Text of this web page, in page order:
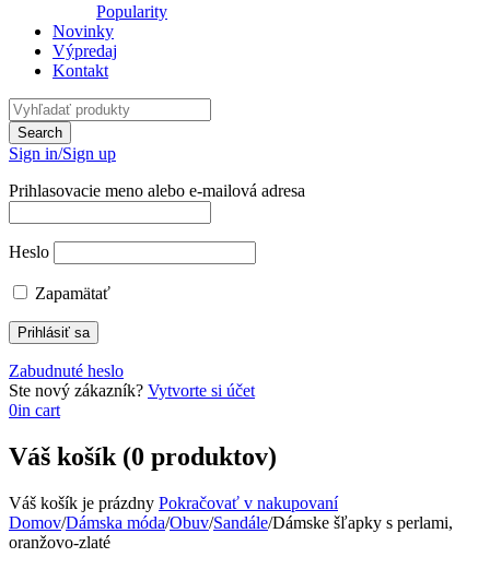
Popularity
Novinky
Výpredaj
Kontakt
Sign in/Sign up
Prihlasovacie meno alebo e-mailová adresa
Heslo
Zapamätať
Zabudnuté heslo
Ste nový zákazník? Vytvorte si účet
0in cart
Váš košík (0 produktov)
Váš košík je prázdny Pokračovať v nakupovaní
Domov/Dámska móda/Obuv/Sandále/Dámske šľapky s perlami,
oranžovo-zlaté